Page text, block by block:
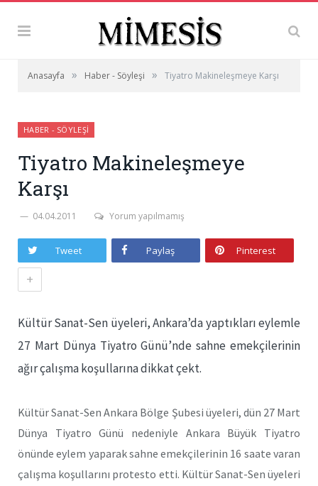
Anasayfa » Haber - Söyleşi » Tiyatro Makineleşmeye Karşı
HABER - SÖYLEŞI
Tiyatro Makineleşmeye
Karşı
04.04.2011 Yorum yapılmamış
Tweet Paylaş Pinterest
+
Kültür Sanat-Sen üyeleri, Ankara’da yaptıkları eylemle
27 Mart Dünya Tiyatro Günü’nde sahne emekçilerinin
ağır çalışma koşullarına dikkat çekt.
Kültür Sanat-Sen Ankara Bölge Şubesi üyeleri, dün 27 Mart
Dünya Tiyatro Günü nedeniyle Ankara Büyük Tiyatro
önünde eylem yaparak sahne emekçilerinin 16 saate varan
çalışma koşullarını protesto etti. Kültür Sanat-Sen üyeleri